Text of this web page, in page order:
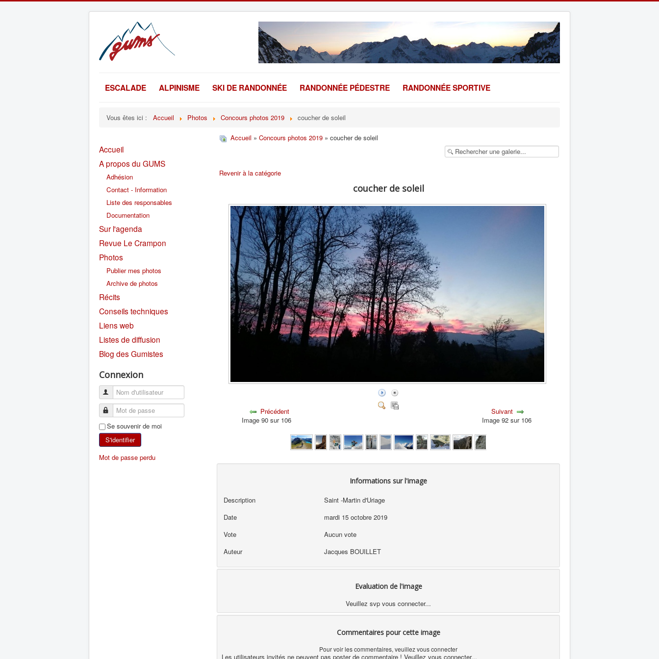
ESCALADE ALPINISME SKI DE RANDONNÉE RANDONNÉE PÉDESTRE RANDONNÉE SPORTIVE
Vous êtes ici : Accueil Photos Concours photos 2019 coucher de soleil
Accueil
A propos du GUMS
Adhésion
Contact - Information
Liste des responsables
Documentation
Sur l'agenda
Revue Le Crampon
Photos
Publier mes photos
Archive de photos
Récits
Conseils techniques
Liens web
Listes de diffusion
Blog des Gumistes
Connexion
Se souvenir de moi
S'identifier
Mot de passe perdu
Accueil » Concours photos 2019 » coucher de soleil
Revenir à la catégorie
coucher de soleil
Précédent
Image 90 sur 106
Suivant
Image 92 sur 106
Informations sur l'image
Description
Saint -Martin d'Uriage
Date
mardi 15 octobre 2019
Vote
Aucun vote
Auteur
Jacques BOUILLET
Evaluation de l'image
Veuillez svp vous connecter...
Commentaires pour cette image
Pour voir les commentaires, veuillez vous connecter
Les utilisateurs invités ne peuvent pas poster de commentaire ! Veuillez vous connecter...